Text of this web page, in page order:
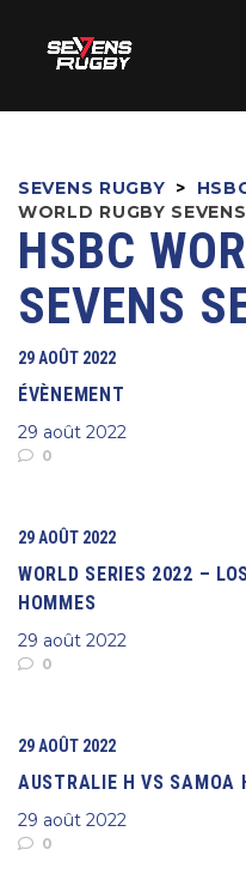
SEVENS RUGBY >
WORLD RUGBY
HSBC
SEVENS
29 AOÛT 2022
ÉVÈNEMENT
29 août 2022
0
29 AOÛT 2022
WORLD SERIES 2022 –
HOMMES
29 août 2022
0
29 AOÛT 2022
AUSTRALIE H VS SAMOA
29 août 2022
0